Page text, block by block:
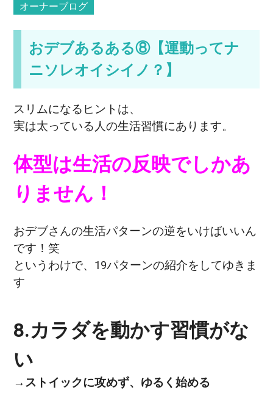
オーナーブログ
おデブあるある⑧【運動ってナ
ニソレオイシイノ？】
スリムになるヒントは、
実は太っている人の生活習慣にあります。
体型は生活の反映でしかあ
りません！
おデブさんの生活パターンの逆をいけばいいん
です！笑
というわけで、19パターンの紹介をしてゆきま
す
8.カラダを動かす習慣がな
い
→ストイックに攻めず、ゆるく始める